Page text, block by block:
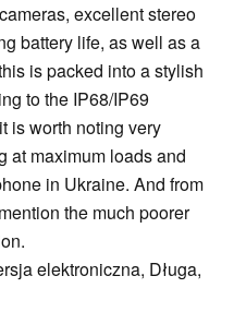
excellent stereo
battery life, as well as a
is packed into a stylish
to the IP68/IP69
is worth noting very
at maximum loads and
in Ukraine. And from
the much poorer
elektroniczna, Długa,